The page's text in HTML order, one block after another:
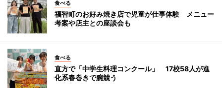
食べる
福智町のお好み焼き店で児童が仕事体験 メニュー
考案や店主との座談会も
食べる
直方で「中学生料理コンクール」 17校58人が進
化系春巻きで腕競う